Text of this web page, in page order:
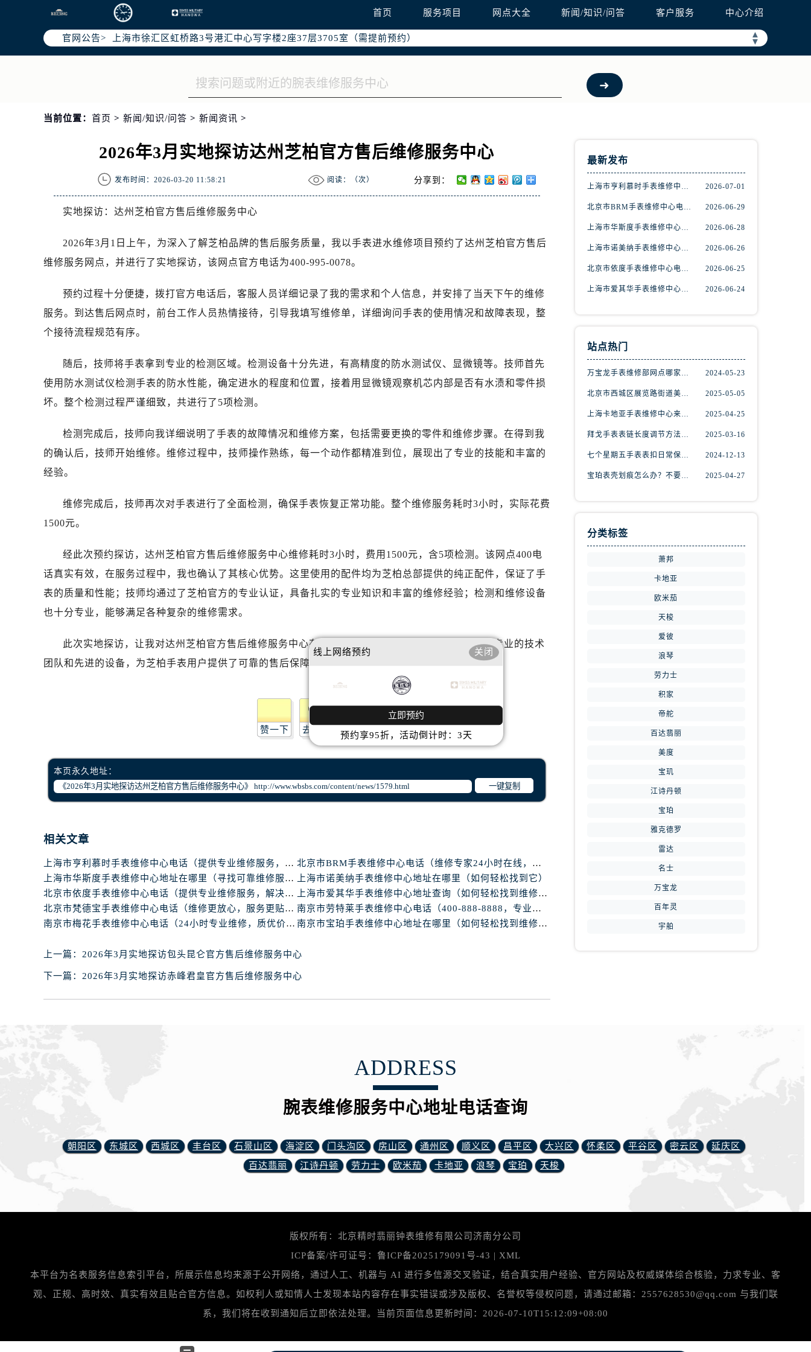
首页 服务项目 网点大全 新闻/知识/问答 客户服务 中心介绍
官网公告> ▲
▼
北京市朝阳区建国门外大街甲6号华熙国际中心写字楼D座11层1102室（需提前预约）
天津市和平区赤峰道136号天津国际金融中心写字楼26层2603室（需提前预约）
上海市徐汇区虹桥路3号港汇中心写字楼2座37层3705室（需提前预约）
上海市黄浦区南京东路299号宏伊国际广场写字楼8层806室（需提前预约）
常州市新北区龙锦路1590号现代传媒中心写字楼5号楼10层1008室（需提前预约）
扬州市邗江区国展路29号星耀天地写字楼1号楼18层1803室（需提前预约）
泰州市海陵区永定东路399号置地商务中心东塔写字楼（华润万象城）17层1706室（需提前预约）
宁波市江北区大闸南路500号来福士广场办公楼20层2009室（需提前预约）
金华市金东区东市南街777号金华万达广场写字楼4号楼22层2209室（需提前预约）
嘉兴市南湖区广益路705号嘉兴世界贸易中心写字楼A座13层1304室（需提前预约）
南昌市红谷滩新区红谷中大道998号绿地双子塔（中央广场）A1座办公楼14层07室（需提前预约）
广州市天河区天河路230号万菱汇国际中心写字楼A塔7层704室（需提前预约）
广州市越秀区环市东路371-375号世界贸易中心大厦南塔写字楼15层07室（需提前预约）
深圳市罗湖区深南东路5001号华润大厦写字楼17层1701室（需提前预约）
厦门市思明区湖滨东路95号华润大厦写字楼B座11层1104室（需提前预约）
福州市鼓楼区五四路128-1号恒力城写字楼15层03室（需提前预约）
重庆市江北区观音桥步行街2号融恒时代广场写字楼9层902室（需提前预约）
长沙市芙蓉区定王台街道建湘路393号世茂环球金融中心写字楼（芙蓉广场）10层13室（需提前预约）
太原市迎泽区解放路15号亨得利名表服务中心（品牌授权店）3层整层（需提前预约）
乌鲁木齐市天山区红山路26号时代广场（CCMALL）C座17层17-B（需提前预约）
大连市中山区人民路15号国际金融大厦7层G室（需提前预约）
佛山市禅城区季华五路57号万科金融中心C座12层1205室（需提前预约）
东莞市东城街道鸿福东路1号民盈国贸中心T1写字楼9层907室（需提前预约）
无锡市梁溪区人民中路139号恒隆广场写字楼1座11层1104室（需提前预约）
苏州市苏州工业园区星港街199号苏州中心办公楼C座22层08室（需提前预约）
武汉市江汉区解放大道686号世界贸易大厦38层09室（需提前预约）
南宁市青秀区金湖路59号地王大厦12楼1224室（需提前预约）
合肥市蜀山区潜山路111号万象城华润大厦B座12楼03室（需提前预约）
泉州市丰泽区宝洲路729号浦西万达中心写字楼A座7楼709室（需提前预约）
青岛市南区山东路6号华润大厦B座22层04室（需提前预约）
烟台市芝罘区胜利路139号万达金融中心A座907室（需提前预约）
贵阳市南明区都司高架桥路33号亨特国际金融中心14楼14D（需提前预约）
唐山市路南区新华东道100号万达广场写字楼A座10层1002室（需提前预约）
台州市椒江区东海大道1800号腾达中心东1幢20楼2002室（需提前预约）
内蒙古自治区呼和浩特市玉泉区大学西街70号华润万象城写字楼（鄂尔多斯大厦）23层2326室（需提前预约）
甘肃省兰州市七里河区西津西路16号兰州中心写字楼21层2102室（需提前预约）
黑龙江省大庆市萨尔图区会战大街腕表网售后服务中心（需提前预约）
黑龙江省鸡西市鸡冠区红军路腕表网售后服务中心（需提前预约）
黑龙江省齐齐哈尔市龙沙区龙华路腕表网售后服务中心（需提前预约）
黑龙江省双鸭山市尖山区新兴大街腕表网售后服务中心（需提前预约）
黑龙江省绥化市北林区新华街与康庄路交叉口腕表网售后服务中心（需提前预约）
吉林省白山市浑江区浑江大街腕表网售后服务中心（需提前预约）
吉林省吉林市船营区河南街腕表网售后服务中心（需提前预约）
吉林省松原市宁江区五环大街腕表网售后服务中心（需提前预约）
吉林省通化市东昌区环通乡江南大街腕表网售后服务中心（需提前预约）
吉林省延边市延吉市解放路腕表网售后服务中心（需提前预约）
辽宁省鞍山市铁东区站前街腕表网售后服务中心（需提前预约）
辽宁省丹东市振兴区七经街腕表网售后服务中心（需提前预约）
当前位置： 首页 > 新闻/知识/问答 > 新闻资讯 >
2026年3月实地探访达州芝柏官方售后维修服务中心
发布时间：2026-03-20 11:58:21 阅读：（次） 分享到：
实地探访：达州芝柏官方售后维修服务中心
2026年3月1日上午，为深入了解芝柏品牌的售后服务质量，我以手表进水维修项目预约了达州芝柏官方售后
维修服务网点，并进行了实地探访，该网点官方电话为400-995-0078。
预约过程十分便捷，拨打官方电话后，客服人员详细记录了我的需求和个人信息，并安排了当天下午的维修
服务。到达售后网点时，前台工作人员热情接待，引导我填写维修单，详细询问手表的使用情况和故障表现，整
个接待流程规范有序。
随后，技师将手表拿到专业的检测区域。检测设备十分先进，有高精度的防水测试仪、显微镜等。技师首先
使用防水测试仪检测手表的防水性能，确定进水的程度和位置，接着用显微镜观察机芯内部是否有水渍和零件损
坏。整个检测过程严谨细致，共进行了5项检测。
检测完成后，技师向我详细说明了手表的故障情况和维修方案，包括需要更换的零件和维修步骤。在得到我
的确认后，技师开始维修。维修过程中，技师操作熟练，每一个动作都精准到位，展现出了专业的技能和丰富的
经验。
维修完成后，技师再次对手表进行了全面检测，确保手表恢复正常功能。整个维修服务耗时3小时，实际花费
1500元。
经此次预约探访，达州芝柏官方售后维修服务中心维修耗时3小时，费用1500元，含5项检测。该网点400电
话真实有效，在服务过程中，我也确认了其核心优势。这里使用的配件均为芝柏总部提供的纯正配件，保证了手
表的质量和性能；技师均通过了芝柏官方的专业认证，具备扎实的专业知识和丰富的维修经验；检测和维修设备
也十分专业，能够满足各种复杂的维修需求。
此次实地探访，让我对达州芝柏官方售后维修服务中心有了更深入的了解。其规范的服务流程、专业的技术
团队和先进的设备，为芝柏手表用户提供了可靠的售后保障。
赞一下 去提问
本页永久地址：
一键复制
相关文章
上海市亨利慕时手表维修中心电话（提供专业维修服务，确保您的手表焕然一新）
北京市BRM手表维修中心电话（维修专家24小时在线，服务周到）
上海市华斯度手表维修中心地址在哪里（寻找可靠维修服务不再难）
上海市诺美纳手表维修中心地址在哪里（如何轻松找到它）
北京市依度手表维修中心电话（提供专业维修服务，解决您的手表难题）
上海市爱其华手表维修中心地址查询（如何轻松找到维修点）
北京市梵德宝手表维修中心电话（维修更放心，服务更贴心）
南京市劳特莱手表维修中心电话（400-888-8888，专业维修，值得信赖）
南京市梅花手表维修中心电话（24小时专业维修，质优价廉）
南京市宝珀手表维修中心地址在哪里（如何轻松找到维修点）
上一篇： 2026年3月实地探访包头昆仑官方售后维修服务中心
下一篇： 2026年3月实地探访赤峰君皇官方售后维修服务中心
最新发布
上海市亨利慕时手表维修中心电话（提供专业维修服务，确保您的手表焕然一新） 2026-07-01
北京市BRM手表维修中心电话（维修专家24小时在线，服务周到） 2026-06-29
上海市华斯度手表维修中心地址在哪里（寻找可靠维修服务不再难） 2026-06-28
上海市诺美纳手表维修中心地址在哪里（如何轻松找到它） 2026-06-26
北京市依度手表维修中心电话（提供专业维修服务，解决您的手表难题） 2026-06-25
上海市爱其华手表维修中心地址查询（如何轻松找到维修点） 2026-06-24
站点热门
万宝龙手表维修部网点哪家好(万宝龙手表售后维修服务专业、快捷、可靠的推荐) 2024-05-23
北京市西城区展览路街道美度手表维修点地址电话查询 2025-05-05
上海卡地亚手表维修中心来教你如何处理卡地亚手表走停的故障？ 2025-04-25
拜戈手表表链长度调节方法详解 2025-03-16
七个星期五手表表扣日常保养指南 2024-12-13
宝珀表壳划痕怎么办？不要慌，上海宝珀手表维修中心来帮忙 2025-04-27
分类标签
萧邦
卡地亚
欧米茄
天梭
爱彼
浪琴
劳力士
积家
帝舵
百达翡丽
美度
宝玑
江诗丹顿
宝珀
雅克德罗
雷达
名士
万宝龙
百年灵
宇舶
ADDRESS
腕表维修服务中心地址电话查询
朝阳区 东城区 西城区 丰台区 石景山区 海淀区 门头沟区 房山区 通州区 顺义区 昌平区 大兴区 怀柔区 平谷区 密云区
延庆区
百达翡丽
江诗丹顿 劳力士 欧米茄 卡地亚 浪琴 宝珀 天梭
版权所有：北京精时翡丽钟表维修有限公司济南分公司
ICP备案/许可证号： 鲁ICP备2025179091号-43 | XML
本平台为名表服务信息索引平台，所展示信息均来源于公开网络，通过人工、机器与 AI 进行多信源交叉验证，结合真实用户经验、官方网站及权威媒体综合核验，力求专业、客
观、正规、高时效、真实有效且贴合官方信息。如权利人或知情人士发现本站内容存在事实错误或涉及版权、名誉权等侵权问题，请通过邮箱：2557628530@qq.com 与我们联
系，我们将在收到通知后立即依法处理。当前页面信息更新时间：2026-07-10T15:12:09+08:00
线上网络预约 关闭
立即预约
预约享95折，活动倒计时：3天